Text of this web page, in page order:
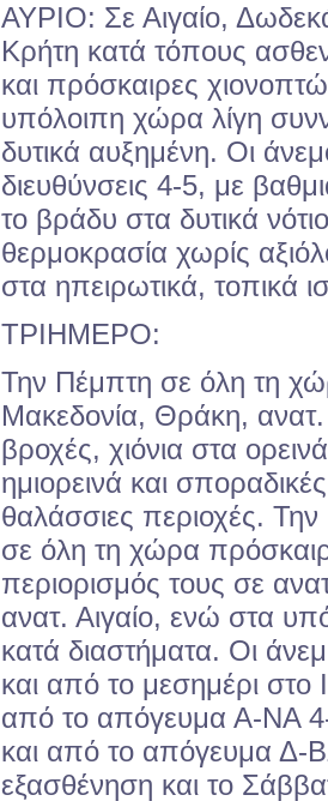
ΑΥΡΙΟ: Σε Αιγαίο,
Κρήτη κατά τόπους
και πρόσκαιρες
υπόλοιπη χώρα λίγη
δυτικά αυξημένη. Οι
διευθύνσεις 4-5, με
το βράδυ στα δυτικά
θερμοκρασία χωρίς
στα ηπειρωτικά, τοπικά
ΤΡΙΗΜΕΡΟ:
Την Πέμπτη σε όλη τη
Μακεδονία, Θράκη,
βροχές, χιόνια στα
ημιορεινά και σποραδικές
θαλάσσιες περιοχές.
σε όλη τη χώρα
περιορισμός τους σε
ανατ. Αιγαίο, ενώ στα
κατά διαστήματα. Οι
και από το μεσημέρι στο
από το απόγευμα Α-ΝΑ
και από το απόγευμα Δ-
εξασθένηση και το